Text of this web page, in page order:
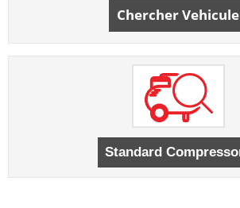
Chercher Vehicule